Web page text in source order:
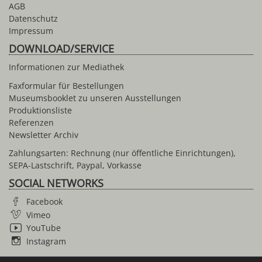
AGB
Datenschutz
Impressum
DOWNLOAD/SERVICE
Informationen zur Mediathek
Faxformular für Bestellungen
Museumsbooklet zu unseren Ausstellungen
Produktionsliste
Referenzen
Newsletter Archiv
Zahlungsarten: Rechnung (nur öffentliche Einrichtungen),
SEPA-Lastschrift, Paypal, Vorkasse
SOCIAL NETWORKS
Facebook
Vimeo
YouTube
Instagram